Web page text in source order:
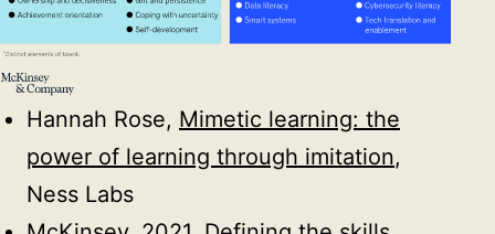
Hannah Rose, Mimetic learning: the
power of learning through imitation,
Ness Labs